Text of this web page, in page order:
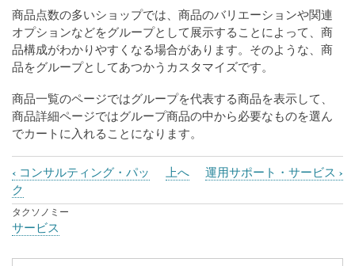
商品点数の多いショップでは、商品のバリエーションや関連
オプションなどをグループとして展示することによって、商
品構成がわかりやすくなる場合があります。そのような、商
品をグループとしてあつかうカスタマイズです。
商品一覧のページではグループを代表する商品を表示して、
商品詳細ページではグループ商品の中から必要なものを選ん
でカートに入れることになります。
ブ
ッ
ク
横
‹ コンサルティング・パッ
ク
上へ 運用サポート・サービス ›
タクソノミー
サービス